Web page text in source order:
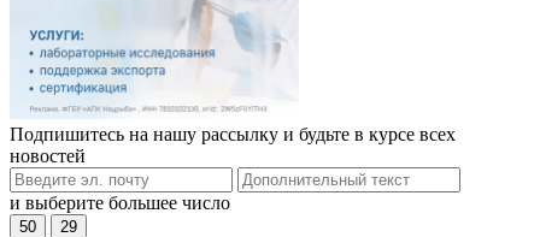
Подпишитесь на нашу рассылку и будьте в курсе всех
новостей
и выберите большее число
50 29